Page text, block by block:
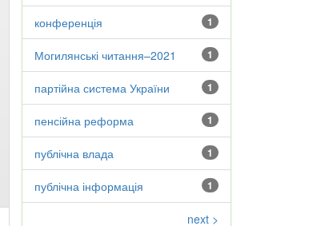
1
конференція
1
Могилянські читання–2021
1
партійна система України
1
пенсійна реформа
1
публічна влада
1
публічна інформація
next >